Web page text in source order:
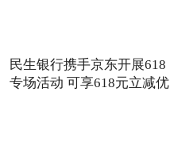
民生银行携手京东开展618
专场活动 可享618元立减优